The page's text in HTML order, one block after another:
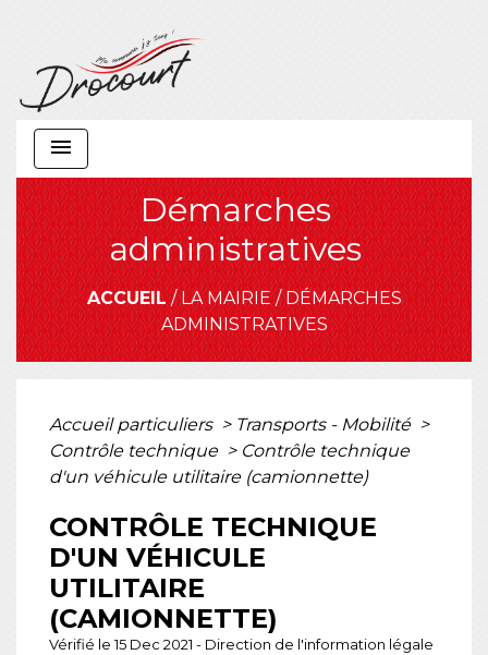
menu
Démarches
administratives
ACCUEIL/LA MAIRIE/DÉMARCHES
ADMINISTRATIVES
Accueil particuliers > Transports - Mobilité >
Contrôle technique > Contrôle technique
d'un véhicule utilitaire (camionnette)
CONTRÔLE TECHNIQUE
D'UN VÉHICULE
UTILITAIRE
(CAMIONNETTE)
Vérifié le 15 Dec 2021 - Direction de l'information légale